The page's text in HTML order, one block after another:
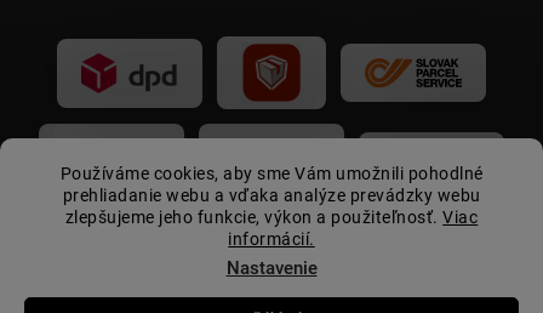
Používáme cookies, aby sme Vám umožnili pohodlné
prehliadanie webu a vďaka analýze prevádzky webu
zlepšujeme jeho funkcie, výkon a použiteľnosť.Viac
informácií.
Nastavenie